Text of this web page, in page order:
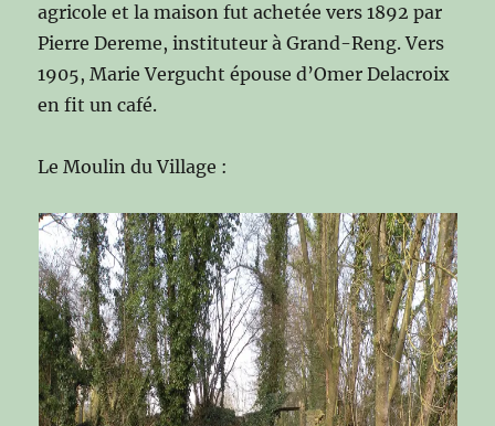
agricole et la maison fut achetée vers 1892 par
Pierre Dereme, instituteur à Grand-Reng. Vers
1905, Marie Vergucht épouse d’Omer Delacroix
en fit un café.
Le Moulin du Village :